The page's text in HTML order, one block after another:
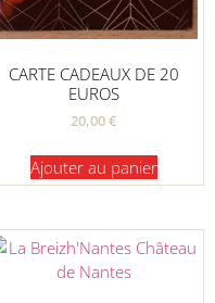
CARTE CADEAUX DE 20
EUROS
20,00€
Ajouter au panier